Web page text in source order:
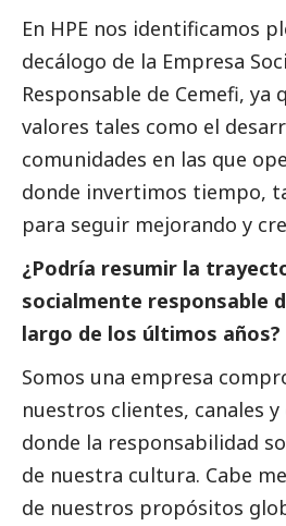
En HPE nos identificamos
decálogo de la Empresa
Responsable de Cemefi, ya
valores tales como el
comunidades en las que
donde invertimos tiempo,
para seguir mejorando y
¿Podría resumir la
socialmente responsable
largo de los últimos años?
Somos una empresa
nuestros clientes, canales
donde la responsabilidad
de nuestra cultura. Cabe
de nuestros propósitos